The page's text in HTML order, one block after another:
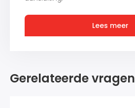
Lees meer
Gerelateerde vragen